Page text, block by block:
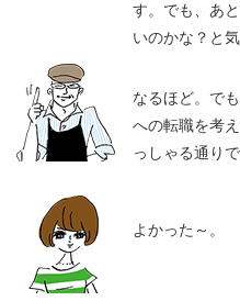
す。でも、あ
いのかな？と
なるほど。で
への転職を考
っしゃる通りで
よかった～。